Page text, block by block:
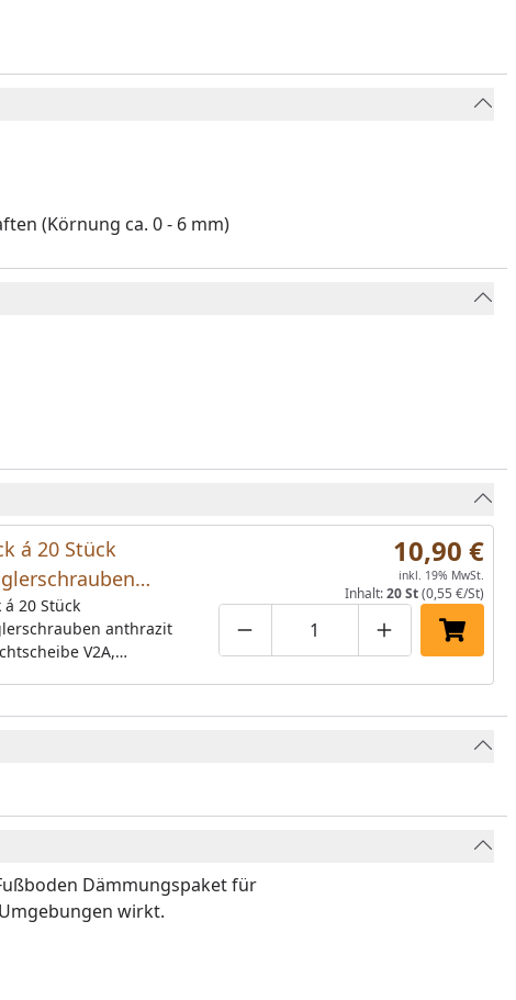
(Körnung ca. 0 - 6 mm)
á 20 Stück
mit
V2A,
4,5x20
á 20 Stück
anthrazit
V2A,
bzw.
Produktmenge um eins
Produktmenge manuell
Produktmenge
In den
10,90 €
inkl. 19% MwSt.
Inhalt:20 St(0,55 €/St)
Dämmungspaket für
wirkt.